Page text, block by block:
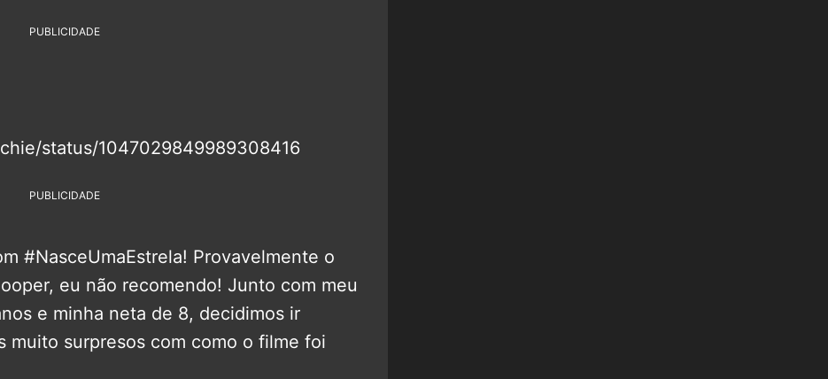
PUBLICIDADE
status/1047029849989308416
PUBLICIDADE
#NasceUmaEstrela! Provavelmente o
eu não recomendo! Junto com meu
e minha neta de 8, decidimos ir
muito surpresos com como o filme foi